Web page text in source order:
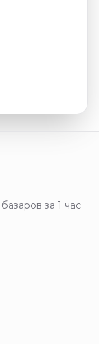
за 1 час